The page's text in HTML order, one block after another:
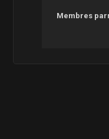
Membres